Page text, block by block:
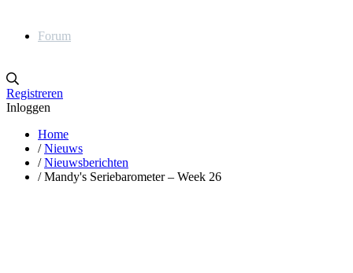
Forum
Registreren
Inloggen
Home
/ Nieuws
/ Nieuwsberichten
/ Mandy's Seriebarometer – Week 26